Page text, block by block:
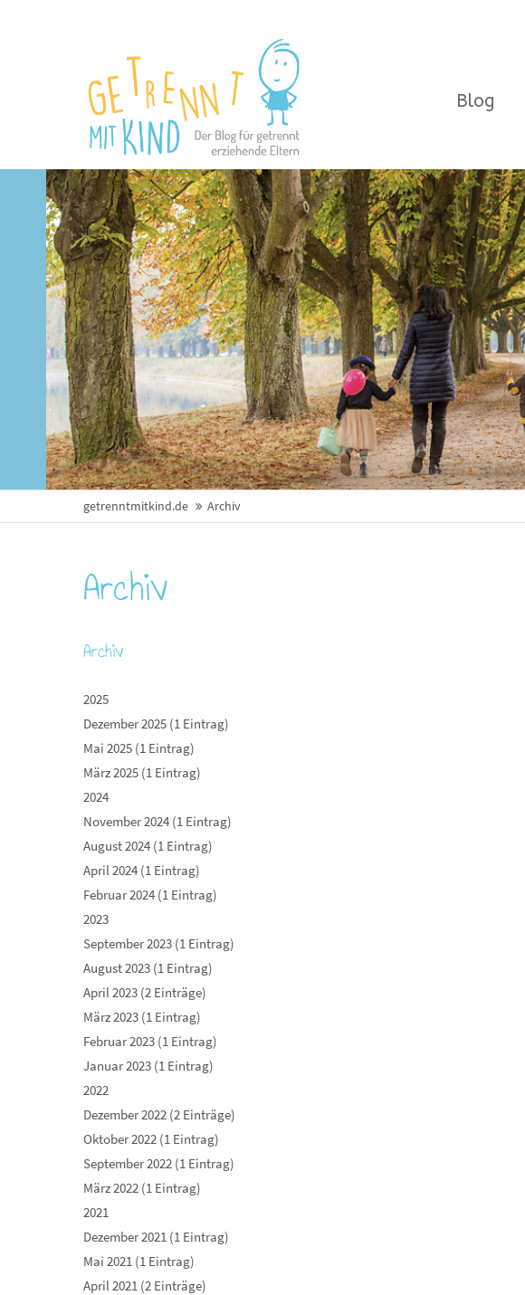
Blog
getrenntmitkind.de Archiv
Archiv
Archiv
2025
Dezember 2025 (1 Eintrag)
Mai 2025 (1 Eintrag)
März 2025 (1 Eintrag)
2024
November 2024 (1 Eintrag)
August 2024 (1 Eintrag)
April 2024 (1 Eintrag)
Februar 2024 (1 Eintrag)
2023
September 2023 (1 Eintrag)
August 2023 (1 Eintrag)
April 2023 (2 Einträge)
März 2023 (1 Eintrag)
Februar 2023 (1 Eintrag)
Januar 2023 (1 Eintrag)
2022
Dezember 2022 (2 Einträge)
Oktober 2022 (1 Eintrag)
September 2022 (1 Eintrag)
März 2022 (1 Eintrag)
2021
Dezember 2021 (1 Eintrag)
Mai 2021 (1 Eintrag)
April 2021 (2 Einträge)